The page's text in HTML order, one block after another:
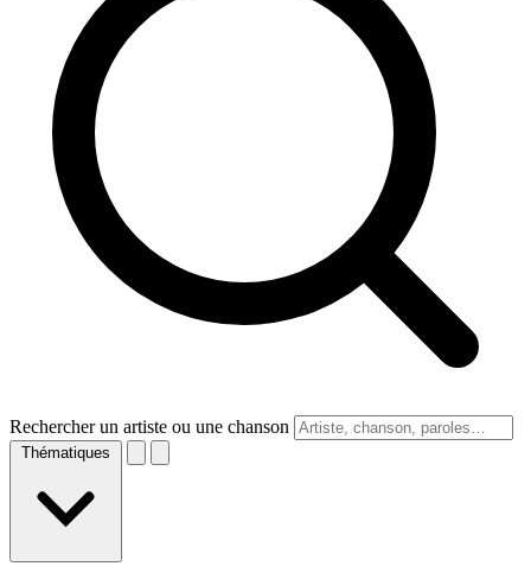
Rechercher un artiste ou une chanson
Thématiques